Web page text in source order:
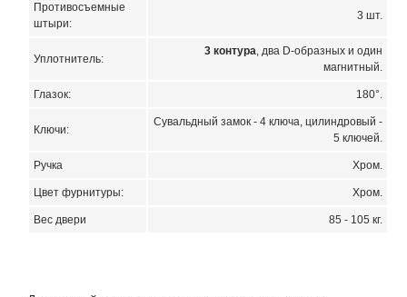
Противосъемные
штыри:
3 шт.
Уплотнитель:
3 контура, два D-образных и один
магнитный.
Глазок: 180°.
Ключи:
Сувальдный замок - 4 ключа, цилиндровый -
5 ключей.
Ручка Хром.
Цвет фурнитуры: Хром.
Вес двери 85 - 105 кг.